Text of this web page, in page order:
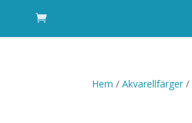
Hem /Akvarellfärger /